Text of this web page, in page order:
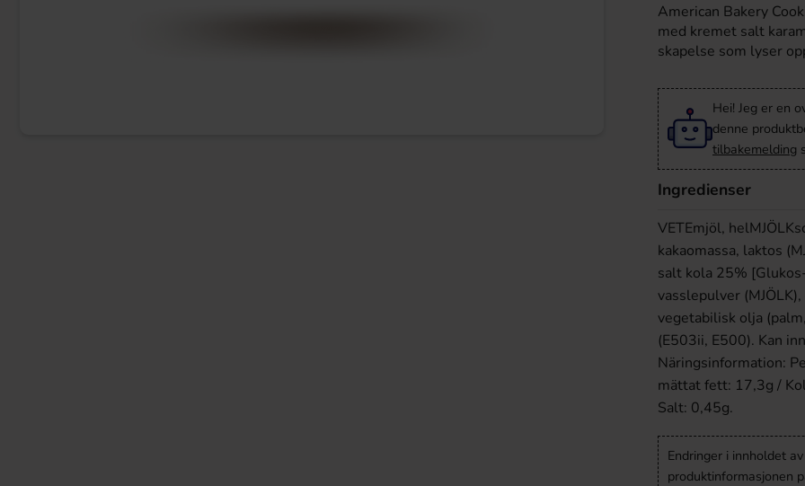
American Bakery
med kremet salt
skapelse som lyser
Hei! Jeg er en
denne
tilbakemelding
Ingredienser
VETEmjöl,
kakaomassa, laktos
salt kola 25%
vasslepulver
vegetabilisk olja
(E503ii, E500). Kan
Näringsinformation:
mättat fett: 17,3g /
Salt: 0,45g.
Endringer i innholdet
produktinformasjonen